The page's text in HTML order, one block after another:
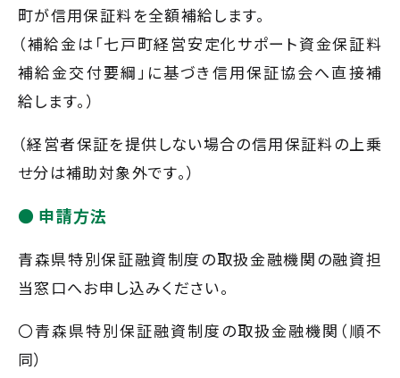
町が信用保証料を全額補給します。
（補給金は「七戸町経営安定化サポート資金保証料
補給金交付要綱」に基づき信用保証協会へ直接補
給します。）
（経営者保証を提供しない場合の信用保証料の上乗
せ分は補助対象外です。）
申請方法
青森県特別保証融資制度の取扱金融機関の融資担
当窓口へお申し込みください。
〇青森県特別保証融資制度の取扱金融機関（順不
同）